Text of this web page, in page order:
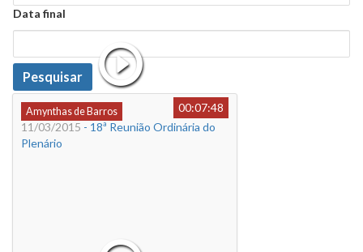
Data
Data final
Data
Pesquisar
Amynthas de Barros
00:07:48
11/03/2015 - 18ª Reunião Ordinária do
Plenário